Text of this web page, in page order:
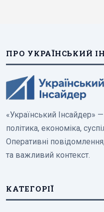
ПРО УКРАЇНСЬКИЙ
«Український Інсайдер»
політика, економіка,
Оперативні
та важливий контекст.
КАТЕГОРІЇ